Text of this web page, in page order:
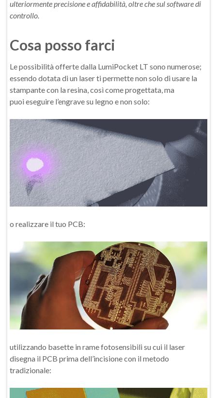
ulteriormente precisione e affidabilità, oltre che sul software di
controllo.
Cosa posso farci
Le possibilità offerte dalla LumiPocket LT sono numerose;
essendo dotata di un laser ti permette non solo di usare la
stampante con la resina, così come progettata, ma
puoi eseguire l’engrave su legno e non solo:
o realizzare il tuo PCB:
utilizzando basette in rame fotosensibili su cui il laser
disegna il PCB prima dell’incisione con il metodo
tradizionale: